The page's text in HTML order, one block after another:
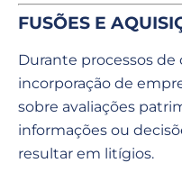
FUSÕES E
Durante processos de
incorporação de
sobre avaliações
informações ou
resultar em litígios.